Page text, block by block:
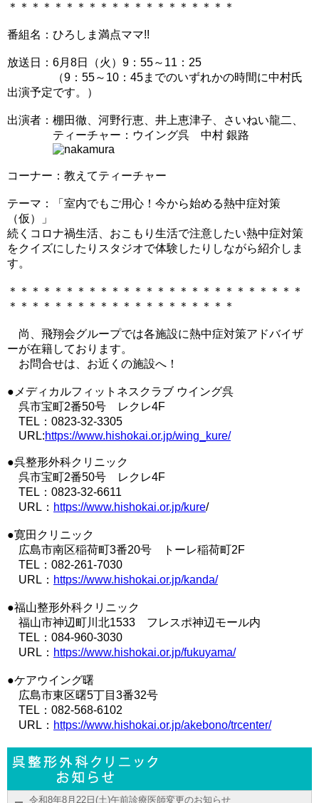
＊＊＊＊＊＊＊＊＊＊＊＊＊＊＊＊＊＊＊＊
番組名：ひろしま満点ママ!!
放送日：6月8日（火）9：55～11：25
（9：55～10：45までのいずれかの時間に中村氏
出演予定です。）
出演者：棚田徹、河野行恵、井上恵津子、さいねい龍二、
ティーチャー：ウイング呉 中村 銀路
コーナー：教えてティーチャー
テーマ：「室内でもご用心！今から始める熱中症対策
（仮）」
続くコロナ禍生活、おこもり生活で注意したい熱中症対策
をクイズにしたりスタジオで体験したりしながら紹介しま
す。
＊＊＊＊＊＊＊＊＊＊＊＊＊＊＊＊＊＊＊＊＊＊＊＊＊＊
＊＊＊＊＊＊＊＊＊＊＊＊＊＊＊＊＊＊＊＊
尚、飛翔会グループでは各施設に熱中症対策アドバイザ
ーが在籍しております。
お問合せは、お近くの施設へ！
●メディカルフィットネスクラブ ウイング呉
呉市宝町2番50号 レクレ4F
TEL：0823-32-3305
URL:https://www.hishokai.or.jp/wing_kure/
●呉整形外科クリニック
呉市宝町2番50号 レクレ4F
TEL：0823-32-6611
URL： https://www.hishokai.or.jp/kure/
●寛田クリニック
広島市南区稲荷町3番20号 トーレ稲荷町2F
TEL：082-261-7030
URL： https://www.hishokai.or.jp/kanda/
●福山整形外科クリニック
福山市神辺町川北1533 フレスポ神辺モール内
TEL：084-960-3030
URL： https://www.hishokai.or.jp/fukuyama/
●ケアウイング曙
広島市東区曙5丁目3番32号
TEL：082-568-6102
URL： https://www.hishokai.or.jp/akebono/trcenter/
令和8年8月22日(土)午前診療医師変更のお知らせ